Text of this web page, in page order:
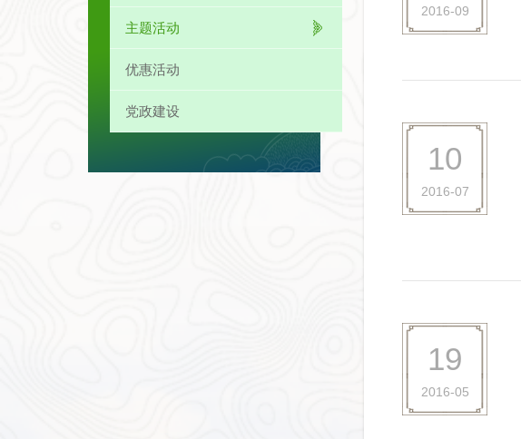
主题活动
优惠活动
党政建设
2016-09
10
2016-07
19
2016-05